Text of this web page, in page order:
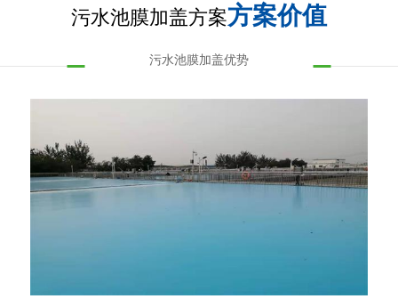
污水池膜加盖方案方案价值
污水池膜加盖优势